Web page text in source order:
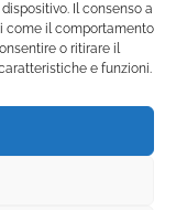
Il consenso a
come il comportamento
o ritirare il
e funzioni.